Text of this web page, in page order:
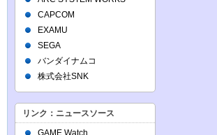
CAPCOM
EXAMU
SEGA
バンダイナムコ
株式会社SNK
リンク：ニュースソース
GAME Watch